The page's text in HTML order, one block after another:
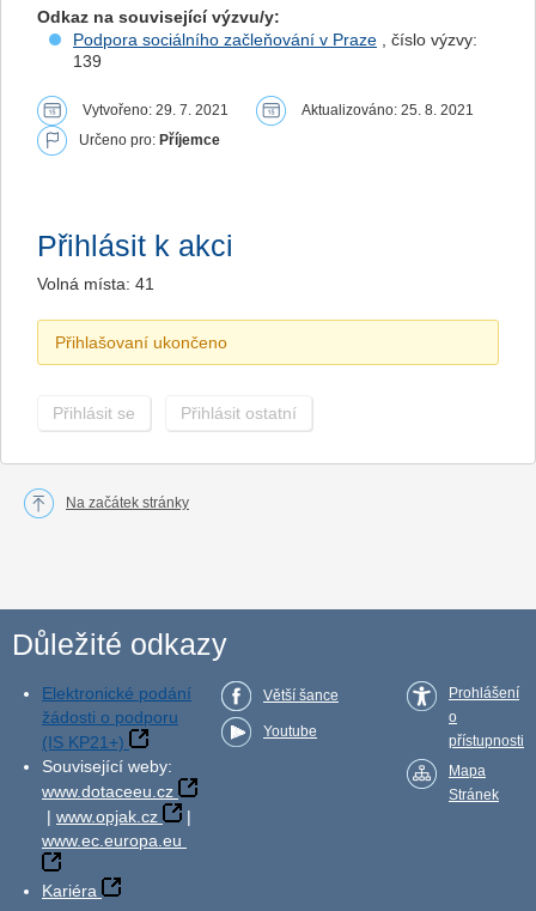
Odkaz na související výzvu/y:
Podpora sociálního začleňování v Praze , číslo výzvy:
139
Vytvořeno: 29. 7. 2021
Aktualizováno: 25. 8. 2021
Určeno pro: Příjemce
Přihlásit k akci
Volná místa: 41
Přihlašovaní ukončeno
Přihlásit se Přihlásit ostatní
Na začátek stránky
Důležité odkazy
Elektronické podání
žádosti o podporu
(IS KP21+)
Související weby:
www.dotaceeu.cz
| www.opjak.cz
|
www.ec.europa.eu
Kariéra
Větší šance
Youtube
Prohlášení
o
přístupnosti
Mapa
Stránek